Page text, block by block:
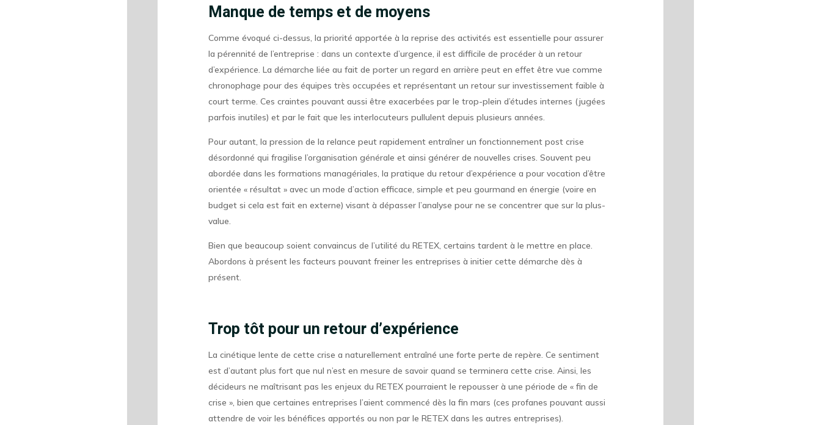
Manque de temps et de moyens
Comme évoqué ci-dessus, la priorité apportée à la reprise des activités est essentielle pour assurer
la pérennité de l’entreprise : dans un contexte d’urgence, il est difficile de procéder à un retour
d’expérience. La démarche liée au fait de porter un regard en arrière peut en effet être vue comme
chronophage pour des équipes très occupées et représentant un retour sur investissement faible à
court terme. Ces craintes pouvant aussi être exacerbées par le trop-plein d’études internes (jugées
parfois inutiles) et par le fait que les interlocuteurs pullulent depuis plusieurs années.
Pour autant, la pression de la relance peut rapidement entraîner un fonctionnement post crise
désordonné qui fragilise l’organisation générale et ainsi générer de nouvelles crises. Souvent peu
abordée dans les formations managériales, la pratique du retour d’expérience a pour vocation d’être
orientée « résultat » avec un mode d’action efficace, simple et peu gourmand en énergie (voire en
budget si cela est fait en externe) visant à dépasser l’analyse pour ne se concentrer que sur la plus-
value.
Bien que beaucoup soient convaincus de l’utilité du RETEX, certains tardent à le mettre en place.
Abordons à présent les facteurs pouvant freiner les entreprises à initier cette démarche dès à
présent.
Trop tôt pour un retour d’expérience
La cinétique lente de cette crise a naturellement entraîné une forte perte de repère. Ce sentiment
est d’autant plus fort que nul n’est en mesure de savoir quand se terminera cette crise. Ainsi, les
décideurs ne maîtrisant pas les enjeux du RETEX pourraient le repousser à une période de « fin de
crise », bien que certaines entreprises l’aient commencé dès la fin mars (ces profanes pouvant aussi
attendre de voir les bénéfices apportés ou non par le RETEX dans les autres entreprises).